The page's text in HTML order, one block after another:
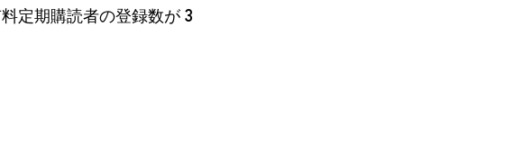
定期購読者の登録数が 3